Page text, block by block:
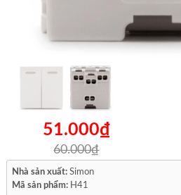
51.000₫
60.000₫
Nhà sản xuất: Simon
Mã sản phẩm: H41